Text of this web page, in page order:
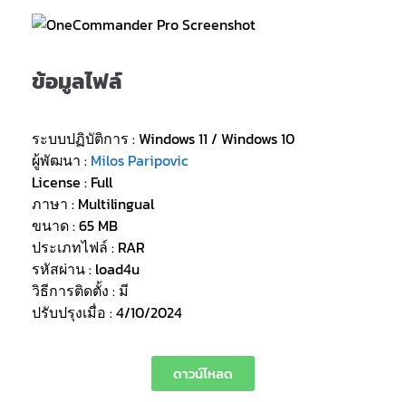
ข้อมูลไฟล์
ระบบปฏิบัติการ : Windows 11 / Windows 10
ผู้พัฒนา : Milos Paripovic
License : Full
ภาษา : Multilingual
ขนาด : 65 MB
ประเภทไฟล์ : RAR
รหัสผ่าน : load4u
วิธีการติดตั้ง : มี
ปรับปรุงเมื่อ : 4/10/2024
ดาวน์โหลด